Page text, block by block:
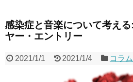
感染症と音楽について考え
ヤー・エントリー
2021/1/1 2021/1/4 コラム